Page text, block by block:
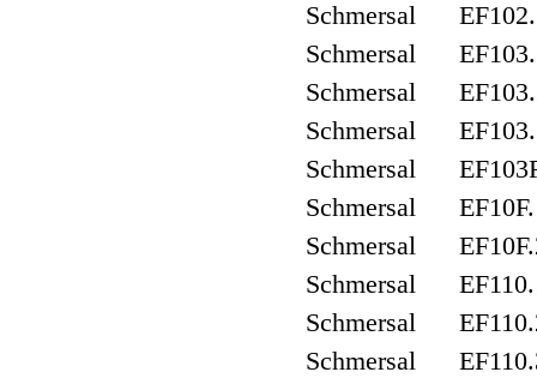
Schmersal
Schmersal
Schmersal
Schmersal
Schmersal
Schmersal
Schmersal
Schmersal
Schmersal
Schmersal